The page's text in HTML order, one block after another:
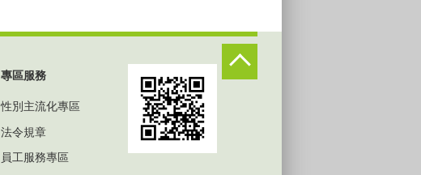
專區服務
性別主流化專區
法令規章
員工服務專區